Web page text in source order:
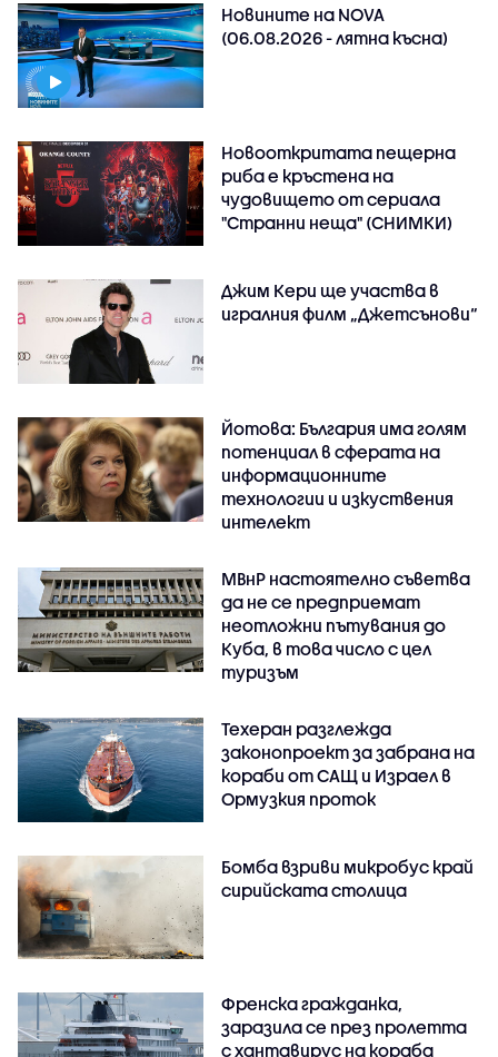
Новините на NOVA
(06.08.2026 - лятна късна)
Новооткритата пещерна
риба е кръстена на
чудовището от сериала
"Странни неща" (СНИМКИ)
Джим Кери ще участва в
игралния филм „Джетсънови“
Йотова: България има голям
потенциал в сферата на
информационните
технологии и изкуствения
интелект
МВнР настоятелно съветва
да не се предприемат
неотложни пътувания до
Куба, в това число с цел
туризъм
Техеран разглежда
законопроект за забрана на
кораби от САЩ и Израел в
Ормузкия проток
Бомба взриви микробус край
сирийската столица
Френска гражданка,
заразила се през пролетта
с хантавирус на кораба